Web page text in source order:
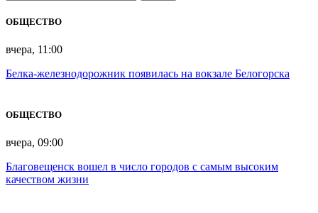
ОБЩЕСТВО
вчера, 11:00
Белка-железнодорожник появилась на вокзале Белогорска
ОБЩЕСТВО
вчера, 09:00
Благовещенск вошел в число городов с самым высоким
качеством жизни